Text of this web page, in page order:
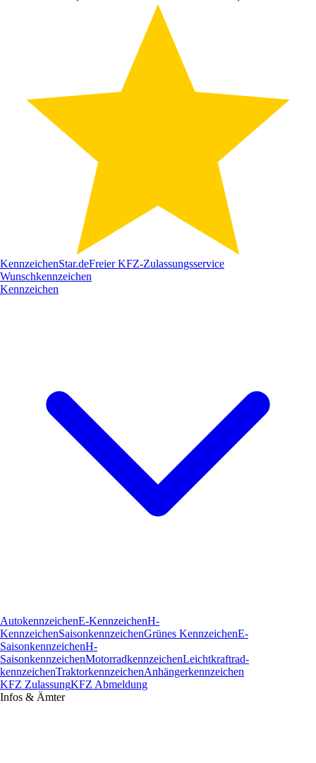
KennzeichenStar.deFreier KFZ-Zulassungsservice
Wunschkennzeichen
Kennzeichen
AutokennzeichenE-KennzeichenH-
KennzeichenSaisonkennzeichenGrünes KennzeichenE-
SaisonkennzeichenH-
SaisonkennzeichenMotorradkennzeichenLeichtkraftrad­
kennzeichenTraktorkennzeichenAnhängerkennzeichen
KFZ ZulassungKFZ Abmeldung
Infos & Ämter